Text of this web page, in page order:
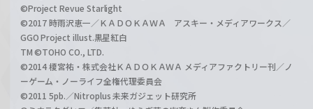
©Project Revue Starlight
©2017 時雨沢恵一／ＫＡＤＯＫＡＷＡ アスキー・メディアワークス／
GGO Project illust.黒星紅白
TM ©TOHO CO., LTD.
©2014 榎宮祐・株式会社ＫＡＤＯＫＡＷＡ メディアファクトリー刊／ノ
ーゲーム・ノーライフ全権代理委員会
©2011 5pb.／Nitroplus 未来ガジェット研究所